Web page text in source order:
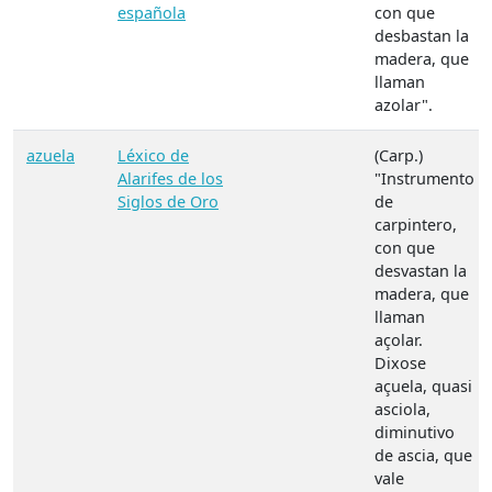
española
con que
desbastan la
madera, que
llaman
azolar".
azuela
Léxico de
Alarifes de los
Siglos de Oro
(Carp.)
"Instrumento
de
carpintero,
con que
desvastan la
madera, que
llaman
açolar.
Dixose
açuela, quasi
asciola,
diminutivo
de ascia, que
vale